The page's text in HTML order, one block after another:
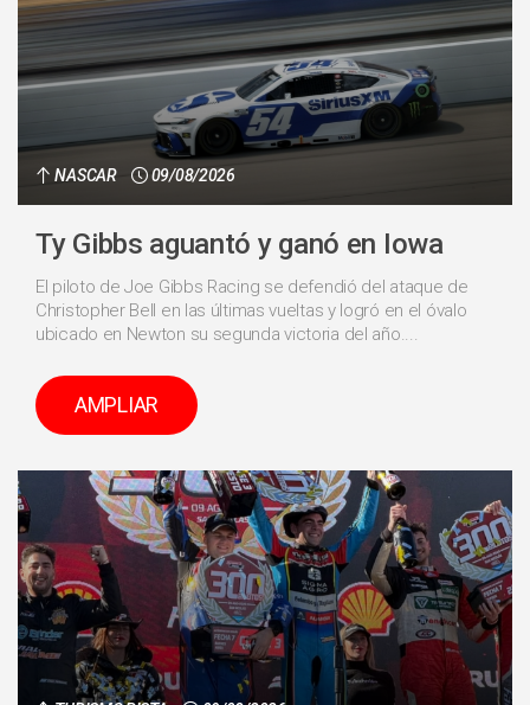
NASCAR 09/08/2026
Ty Gibbs aguantó y ganó en Iowa
El piloto de Joe Gibbs Racing se defendió del ataque de
Christopher Bell en las últimas vueltas y logró en el óvalo
ubicado en Newton su segunda victoria del año....
AMPLIAR